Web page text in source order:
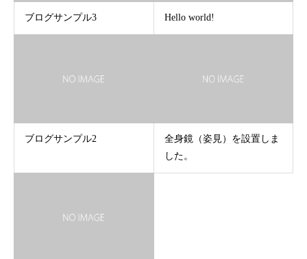
ブログサンプル3 Hello world!
ブログサンプル2
全身鏡（姿見）を設置しま
した。